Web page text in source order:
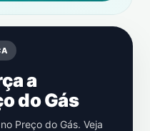
a
do Gás
Preço do Gás. Veja